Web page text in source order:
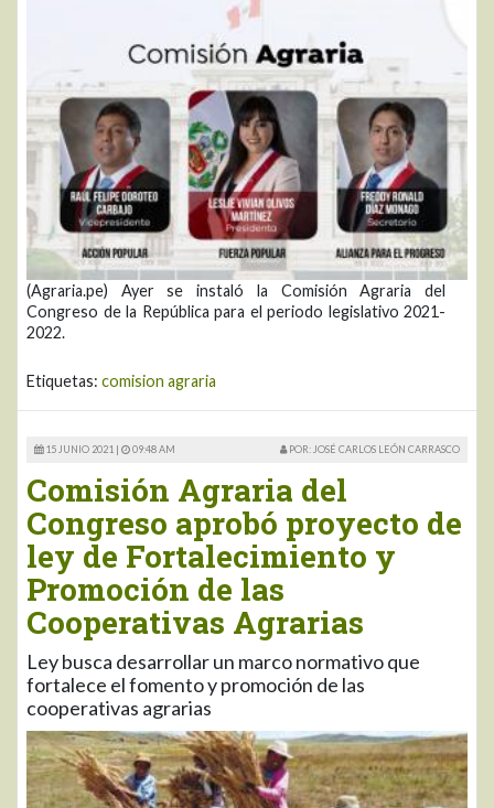
(Agraria.pe) Ayer se instaló la Comisión Agraria del
Congreso de la República para el periodo legislativo 2021-
2022.
Etiquetas: comision agraria
15 JUNIO 2021 | 09:48 AM POR: JOSÉ CARLOS LEÓN CARRASCO
Comisión Agraria del
Congreso aprobó proyecto de
ley de Fortalecimiento y
Promoción de las
Cooperativas Agrarias
Ley busca desarrollar un marco normativo que
fortalece el fomento y promoción de las
cooperativas agrarias